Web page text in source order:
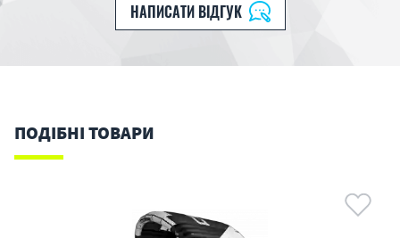
НАПИСАТИ ВІДГУК
ПОДІБНІ ТОВАРИ